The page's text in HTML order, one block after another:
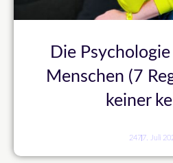
Die
Menschen (7
keiner
247 7. Juli